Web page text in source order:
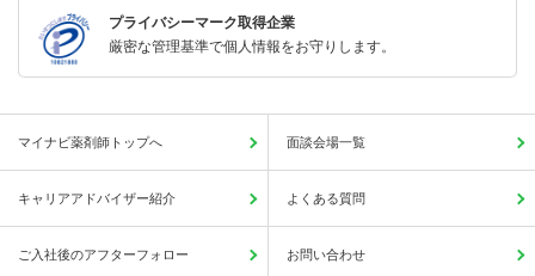
プライバシーマーク取得企業
厳密な管理基準で個人情報をお守りします。
マイナビ薬剤師トップへ 面談会場一覧
キャリアアドバイザー紹介 よくある質問
ご入社後のアフターフォロー お問い合わせ